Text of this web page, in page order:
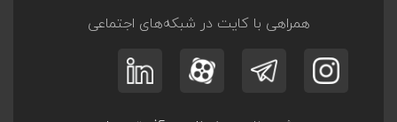
همراهی با کایت در شبکه‌های اجتماعی